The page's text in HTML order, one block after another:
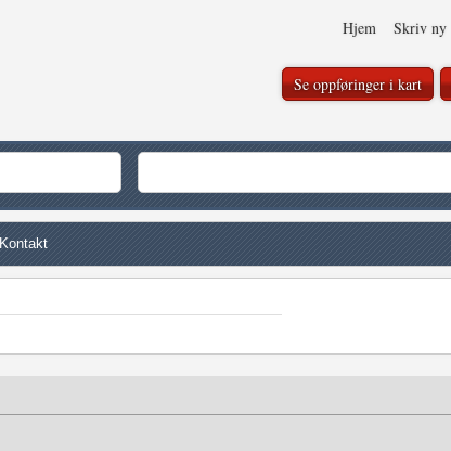
Hjem Skriv ny
Se oppføringer i kart
Kontakt